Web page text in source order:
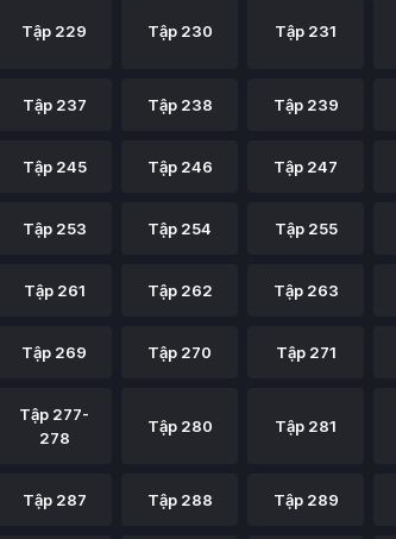
Tập 229 Tập 230 Tập 231
Tập 237 Tập 238 Tập 239
Tập 245 Tập 246 Tập 247
Tập 253 Tập 254 Tập 255
Tập 261 Tập 262 Tập 263
Tập 269 Tập 270 Tập 271
Tập 277-
278
Tập 280 Tập 281
Tập 287 Tập 288 Tập 289